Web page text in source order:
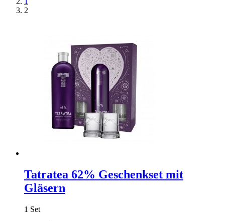
2
Tatratea 62% Geschenkset mit
Gläsern
1 Set